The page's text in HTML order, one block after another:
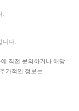
.
니다.
직접 문의하거나 해당
가적인 정보는